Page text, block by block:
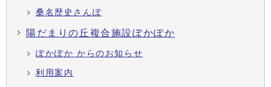
桑名歴史さんぽ
陽だまりの丘複合施設ぽかぽか
ぽかぽか からのお知らせ
利用案内